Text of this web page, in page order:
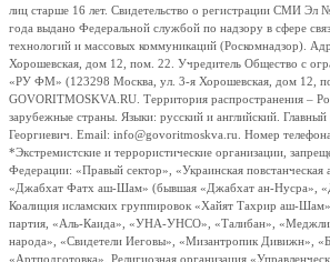
лиц старше 16 лет. Свидетельство о регистрации СМИ Эл
года выдано Федеральной службой по надзору в сфере
технологий и массовых коммуникаций (Роскомнадзор).
Хорошевская, дом 12, пом. 22. Учредитель Общество с
«РУ ФМ» (123298 Москва, ул. 3-я Хорошевская, дом 12,
GOVORITMOSKVA.RU. Территория распространения –
зарубежные страны. Языки: русский и английский.
Георгиевич. Email: info@govoritmoskva.ru. Номер
*Экстремистские и террористические организации,
Федерации: «Правый сектор», «Украинская
«Джабхат Фатх аш-Шам» (бывшая «Джабхат ан-Нусра»,
Коалиция исламских группировок «Хайят Тахрир аш-
партия, «Аль-Каида», «УНА-УНСО», «Талибан», «Меджлис
народа», «Свидетели Иеговы», «Мизантропик Дивижн»,
«Артподготовка», Религиозная организация